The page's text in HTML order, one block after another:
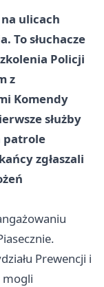
ulicach
To słuchacze
Policji
z
Komendy
służby
patrole
zgłaszali
Prewencji i
mogli